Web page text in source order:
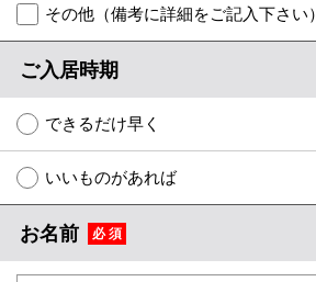
路線·駅から探す
IT重説について
スタッフ紹介
店舗情報·アクセス
その他（備考に詳細をご記入下さい）
ご入居時期
できるだけ早く
いいものがあれば
お名前 必 須